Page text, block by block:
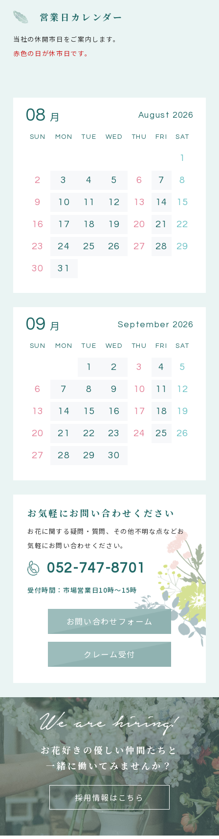
営業日カレンダー
当社の休開市日をご案内します。
赤色の日が休市日です。
08 月 August 2026
SUN MON TUE WED THU FRI SAT
1
2 3 4 5 6 7 8
9 10 11 12 13 14 15
16 17 18 19 20 21 22
23 24 25 26 27 28 29
30 31
09 月 September 2026
SUN MON TUE WED THU FRI SAT
1 2 3 4 5
6 7 8 9 10 11 12
13 14 15 16 17 18 19
20 21 22 23 24 25 26
27 28 29 30
お気軽にお問い合わせください
お花に関する疑問・質問、その他不明な点などお
気軽にお問い合わせください。
052-747-8701
受付時間：市場営業日10時～15時
お問い合わせフォーム
クレーム受付
お花好きの優しい仲間たちと
一緒に働いてみませんか？
採用情報はこちら